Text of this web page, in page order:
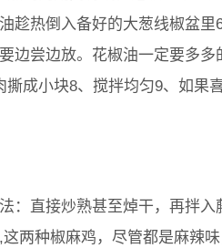
趁热倒入备好的大葱线椒盆
边尝边放。花椒油一定要多
撕成小块8、搅拌均匀9、如果
：直接炒熟甚至焯干，再拌
两种椒麻鸡，尽管都是麻辣